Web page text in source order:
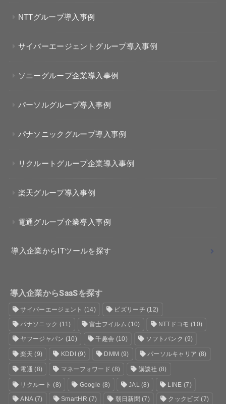
NTTグループ導入事例
サイバーエージェントグループ導入事例
ソニーグループ企業導入事例
パーソルグループ導入事例
パナソニックグループ導入事例
リクルートグループ企業導入事例
楽天グループ導入事例
電通グループ企業導入事例
導入企業からITツールを探す
導入企業からSaaSを探す
サイバーエージェント (14) ビズリーチ (12)
パナソニック (11) 富士フイルム (10) NTTドコモ (10)
ヤフージャパン (10) 千趣会 (10) ソフトバンク (9)
楽天 (9) KDDI (9) DMM (9) パーソルキャリア (8)
電通 (8) マネーフォワード (8) 講談社 (8)
リクルート (8) Google (8) JAL (8) LINE (7)
ANA(7) SmartHR (7) 朝日新聞 (7) クックビズ(7)